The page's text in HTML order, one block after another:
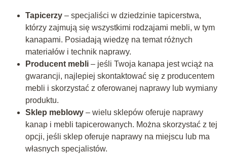
Tapicerzy– specjaliści w dziedzinie tapicerstwa,
którzy zajmują się wszystkimi rodzajami mebli, w tym
kanapami. Posiadają wiedzę na temat różnych
materiałów i technik naprawy.
Producent mebli– jeśli Twoja kanapa jest wciąż na
gwarancji, najlepiej skontaktować się z producentem
mebli i skorzystać z oferowanej naprawy lub wymiany
produktu.
Sklep meblowy– wielu sklepów oferuje naprawy
kanap i mebli tapicerowanych. Można skorzystać z tej
opcji, jeśli sklep oferuje naprawy na miejscu lub ma
własnych specjalistów.